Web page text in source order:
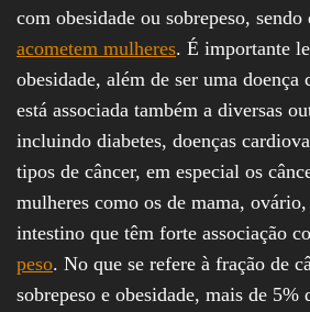
com obesidade ou sobrepeso, sendo
acometem mulheres. É importante
obesidade, além de ser uma doença
está associada também a diversas
incluindo diabetes, doenças
tipos de câncer, em especial os
mulheres como os de mama,
intestino que têm forte associação
peso. No que se refere à fração de
sobrepeso e obesidade, mais de 5%